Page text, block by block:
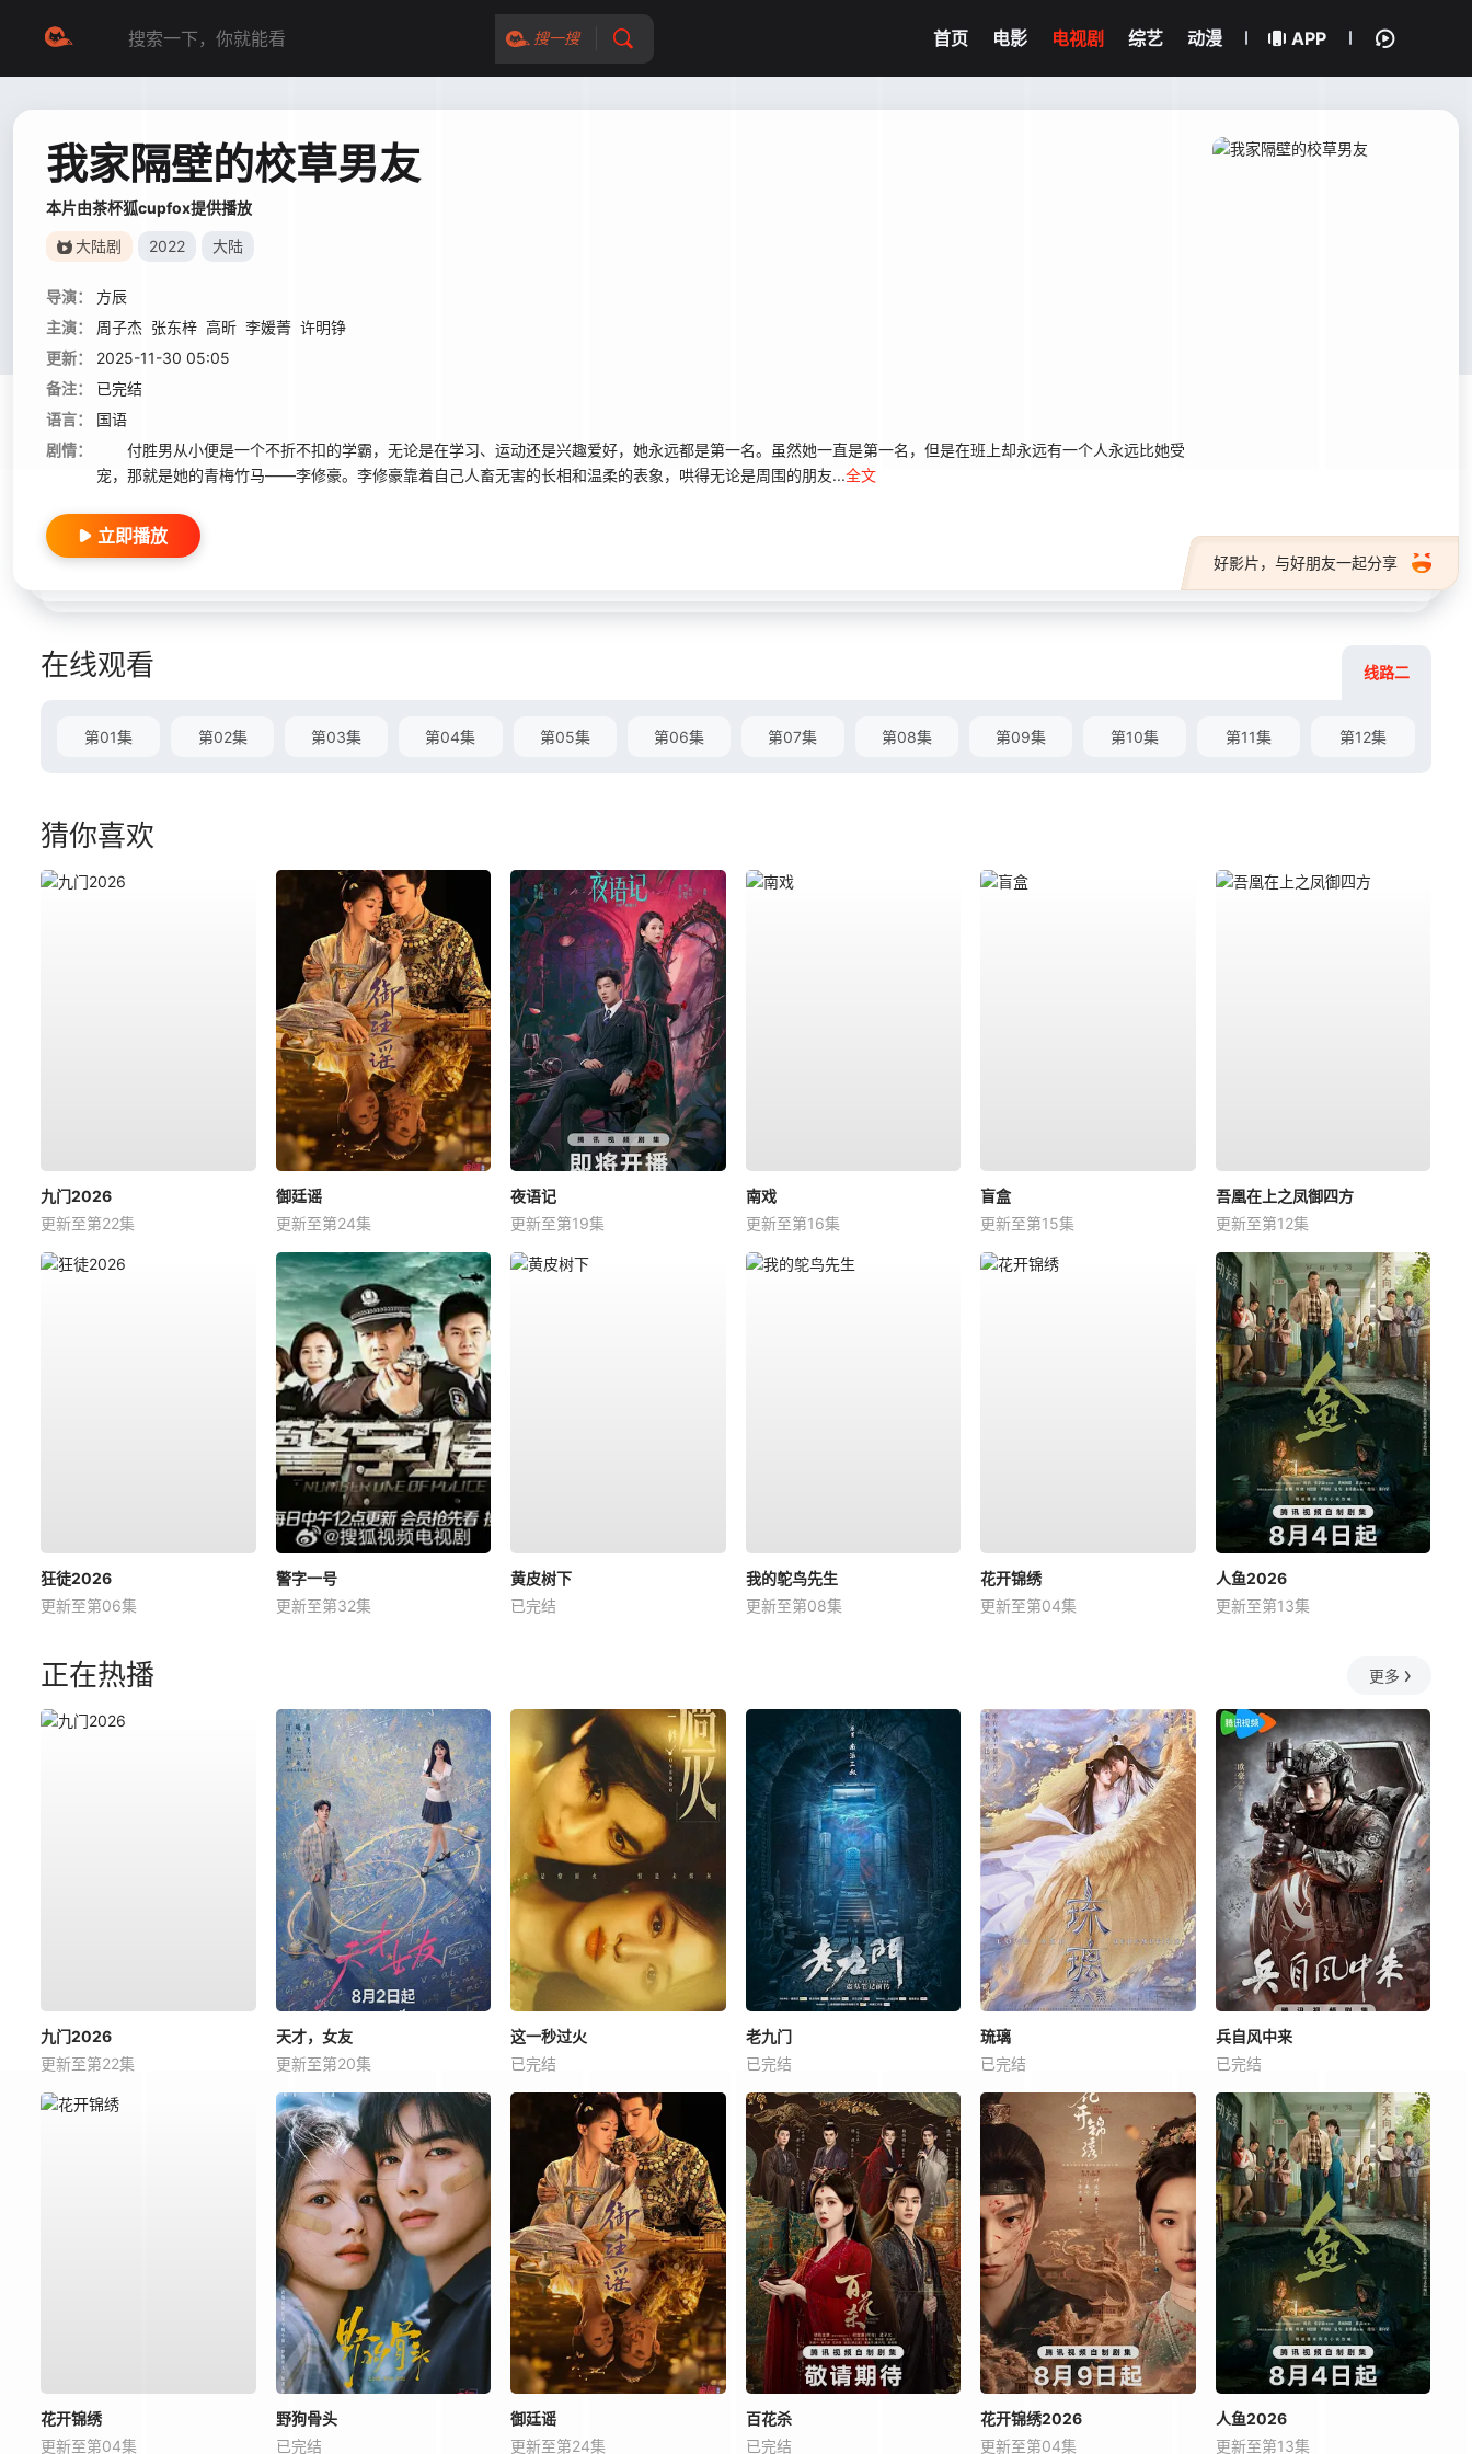
搜一搜 首页 电影 电视剧 综艺 动漫 APP
我家隔壁的校草男友
本片由茶杯狐cupfox提供播放
大陆剧 2022 大陆
导演：
方辰
主演：
周子杰 张东梓 高昕 李媛菁 许明铮
更新：
2025-11-30 05:05
备注：
已完结
语言：
国语
剧情：
付胜男从小便是一个不折不扣的学霸，无论是在学习、运动还是兴趣爱好，她永远都是第一名。虽然她一直是第一名，但是在班上却永远有一个人永远比她受
宠，那就是她的青梅竹马——李修豪。李修豪靠着自己人畜无害的长相和温柔的表象，哄得无论是周围的朋友...全文
好影片，与好朋友一起分享
立即播放
在线观看 线路二
第01集 第02集 第03集 第04集 第05集 第06集 第07集 第08集 第09集 第10集 第11集 第12集
猜你喜欢
九门2026
更新至第22集
御廷谣
更新至第24集
夜语记
更新至第19集
南戏
更新至第16集
盲盒
更新至第15集
吾凰在上之凤御四方
更新至第12集
狂徒2026
更新至第06集
警字一号
更新至第32集
黄皮树下
已完结
我的鸵鸟先生
更新至第08集
花开锦绣
更新至第04集
人鱼2026
更新至第13集
正在热播 更多
九门2026
更新至第22集
天才，女友
更新至第20集
这一秒过火
已完结
老九门
已完结
琉璃
已完结
兵自风中来
已完结
花开锦绣
更新至第04集
野狗骨头
已完结
御廷谣
更新至第24集
百花杀
已完结
花开锦绣2026
更新至第04集
人鱼2026
更新至第13集